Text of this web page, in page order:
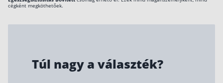
cégként megköthetőek.
Túl nagy a választék?